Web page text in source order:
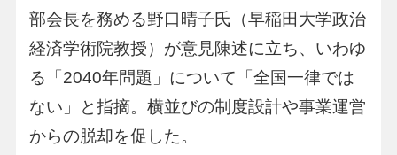
部会長を務める野口晴子氏（早稲田大学政治
経済学術院教授）が意見陳述に立ち、いわゆ
る「2040年問題」について「全国一律では
ない」と指摘。横並びの制度設計や事業運営
からの脱却を促した。